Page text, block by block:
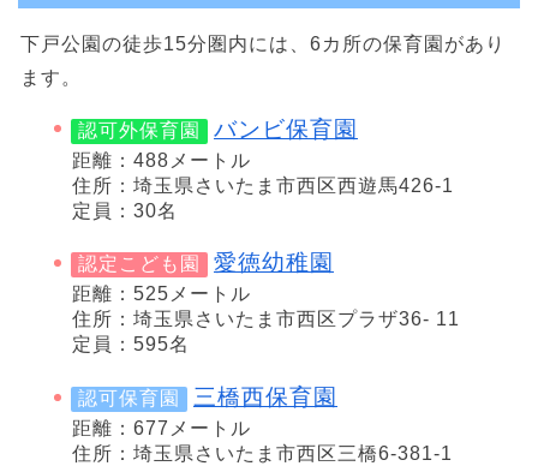
下戸公園の徒歩15分圏内には、6カ所の保育園があり
ます。
認可外保育園 バンビ保育園
距離：488メートル
住所：埼玉県さいたま市西区西遊馬426-1
定員：30名
認定こども園 愛徳幼稚園
距離：525メートル
住所：埼玉県さいたま市西区プラザ36- 11
定員：595名
認可保育園 三橋西保育園
距離：677メートル
住所：埼玉県さいたま市西区三橋6-381-1